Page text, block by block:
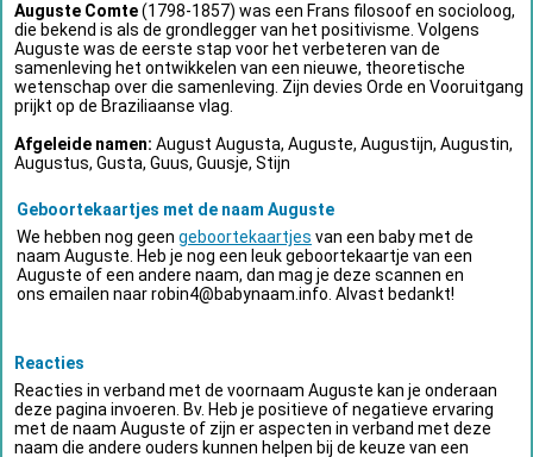
Auguste Comte(1798-1857) was een Frans filosoof en socioloog,
die bekend is als de grondlegger van het positivisme. Volgens
Auguste was de eerste stap voor het verbeteren van de
samenleving het ontwikkelen van een nieuwe, theoretische
wetenschap over die samenleving. Zijn devies Orde en Vooruitgang
prijkt op de Braziliaanse vlag.
Afgeleide namen: August Augusta, Auguste, Augustijn, Augustin,
Augustus, Gusta, Guus, Guusje, Stijn
Geboortekaartjes met de naam Auguste
We hebben nog geen geboortekaartjes van een baby met de
naam Auguste. Heb je nog een leuk geboortekaartje van een
Auguste of een andere naam, dan mag je deze scannen en
ons emailen naarrobin4@babynaam.info . Alvast bedankt!
Reacties
Reacties in verband met de voornaam Auguste kan je onderaan
deze pagina invoeren. Bv. Heb je positieve of negatieve ervaring
met de naam Auguste of zijn er aspecten in verband met deze
naam die andere ouders kunnen helpen bij de keuze van een